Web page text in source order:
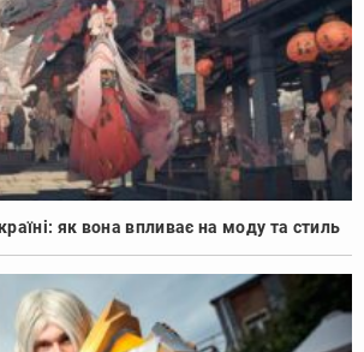
як вона впливає на моду та стиль